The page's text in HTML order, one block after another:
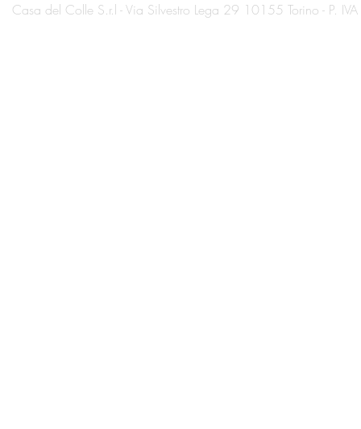
Casa del Colle S.r.l - Via Silvestro Lega 29 10155 Torino - P.